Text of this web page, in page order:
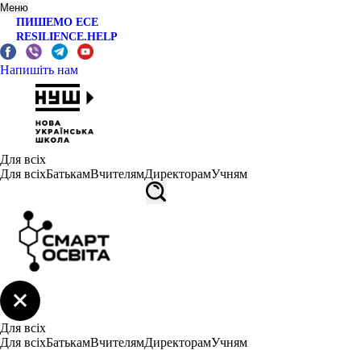
Меню
ПИШЕМО ЕСЕ
RESILIENCE.HELP
Напишіть нам
Для всіх
Для всіхБатькамВчителямДиректорамУчням
Для всіх
Для всіхБатькамВчителямДиректорамУчням